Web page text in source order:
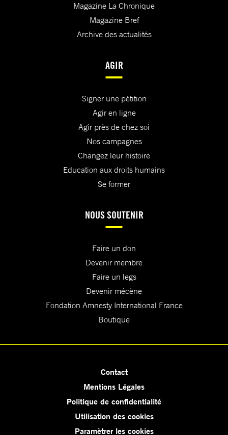
Magazine La Chronique
Magazine Bref
Archive des actualités
AGIR
Signer une pétition
Agir en ligne
Agir près de chez soi
Nos campagnes
Changez leur histoire
Education aux droits humains
Se former
NOUS SOUTENIR
Faire un don
Devenir membre
Faire un legs
Devenir mécène
Fondation Amnesty International France
Boutique
Contact
Mentions Légales
Politique de confidentialité
Utilisation des cookies
Paramètrer les cookies